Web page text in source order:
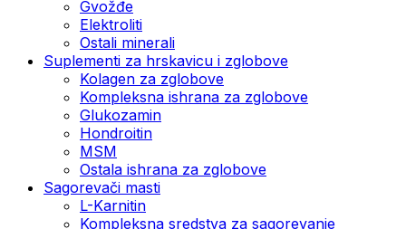
Gvožđe
Elektroliti
Ostali minerali
Suplementi za hrskavicu i zglobove
Kolagen za zglobove
Kompleksna ishrana za zglobove
Glukozamin
Hondroitin
MSM
Ostala ishrana za zglobove
Sagorevači masti
L-Karnitin
Kompleksna sredstva za sagorevanje